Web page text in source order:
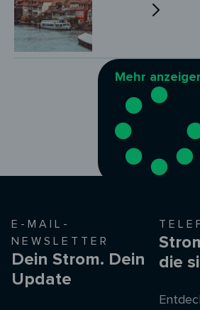
Mehr
E-MAIL-
NEWSLETTER
Dein Strom. Dein
Update
die